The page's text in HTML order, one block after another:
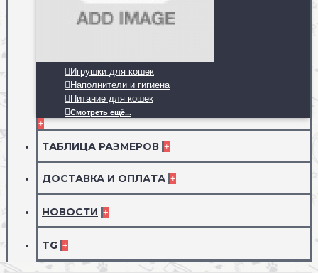
Игрушки для кошек
Наполнители и гигиена
Питание для кошек
Смотреть ещё...
+
ТАБЛИЦА РАЗМЕРОВ +
ДОСТАВКА И ОПЛАТА +
НОВОСТИ +
TG +